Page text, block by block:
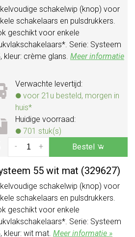
schakelwip (knop) voor
schakelaars en pulsdrukkers.
geschikt voor enkele
Serie: Systeem
kleur: crème glans. Meer informatie
Verwachte levertijd:
voor 21u besteld, morgen in
huis*
Huidige voorraad:
701 stuk(s)
+
- Bestel
55 wit mat (329627)
schakelwip (knop) voor
schakelaars en pulsdrukkers.
geschikt voor enkele
Serie: Systeem
kleur: wit mat. Meer informatie »